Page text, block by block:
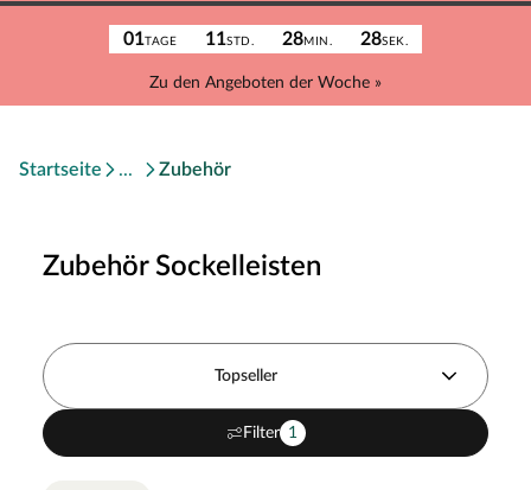
01TAGE 11STD. 28MIN. 28SEK.
Zu den Angeboten der Woche »
Startseite Zubehör
Zubehör Sockelleisten
Topseller
Filter 1